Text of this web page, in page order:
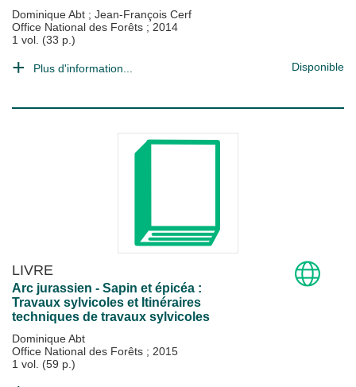
Dominique Abt ; Jean-François Cerf
Office National des Forêts ; 2014
1 vol. (33 p.)
Plus d'information... Disponible
LIVRE
Arc jurassien - Sapin et épicéa :
Travaux sylvicoles et Itinéraires
techniques de travaux sylvicoles
Dominique Abt
Office National des Forêts ; 2015
1 vol. (59 p.)